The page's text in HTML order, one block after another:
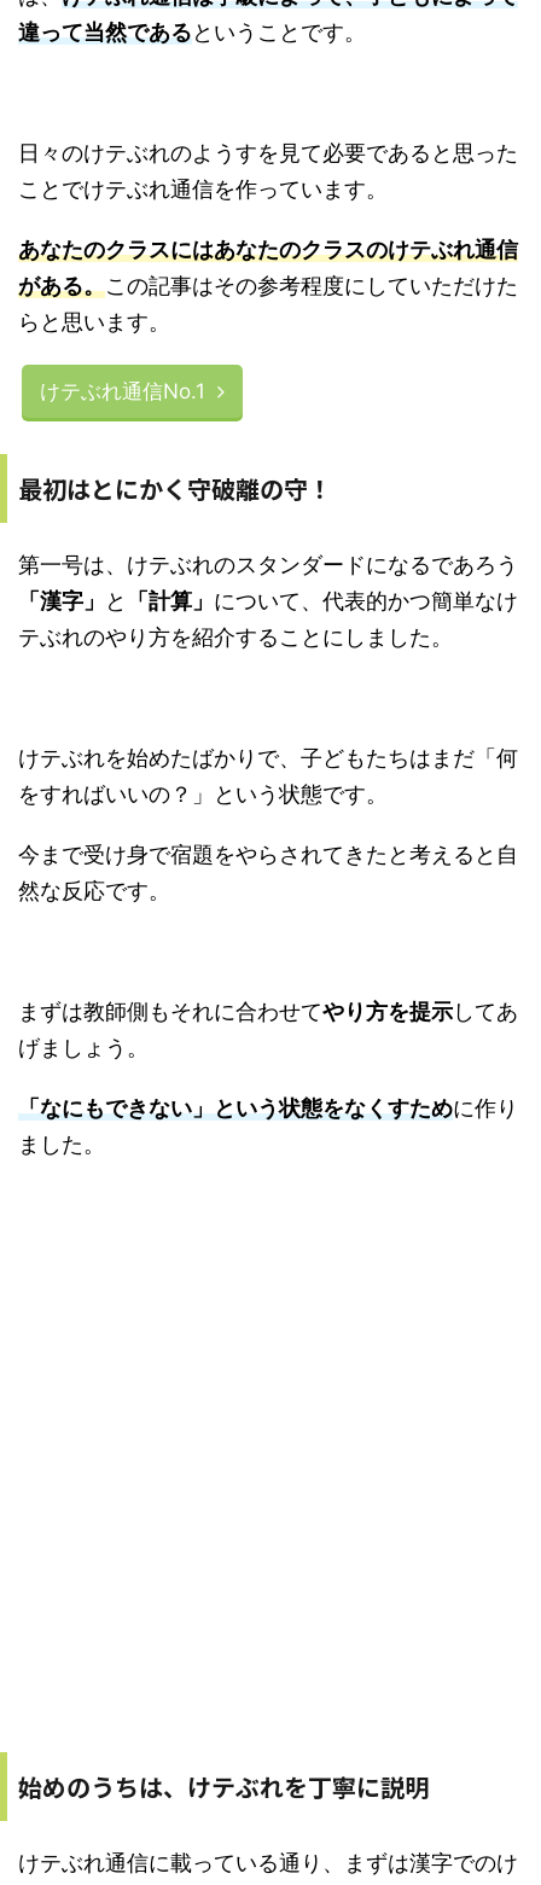
違って当然であるということです。
日々のけテぶれのようすを見て必要であると思った
ことでけテぶれ通信を作っています。
あなたのクラスにはあなたのクラスのけテぶれ通信
がある。この記事はその参考程度にしていただけた
らと思います。
けテぶれ通信No.1
最初はとにかく守破離の守！
第一号は、けテぶれのスタンダードになるであろう
「漢字」
と 「計算」 について、代表的かつ簡単なけ
テぶれのやり方を紹介することにしました。
けテぶれを始めたばかりで、子どもたちはまだ「何
をすればいいの？」という状態です。
今まで受け身で宿題をやらされてきたと考えると自
然な反応です。
まずは教師側もそれに合わせてやり方を提示してあ
げましょう。
「なにもできない」という状態をなくすために作り
ました。
始めのうちは、けテぶれを丁寧に説明
けテぶれ通信に載っている通り、まずは漢字でのけ